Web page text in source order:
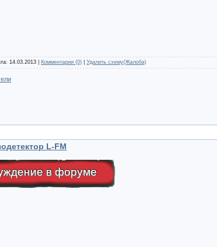
14.03.2013 Комментарии (0) Удалить схему(Жалоба)
L-FM
в форуме